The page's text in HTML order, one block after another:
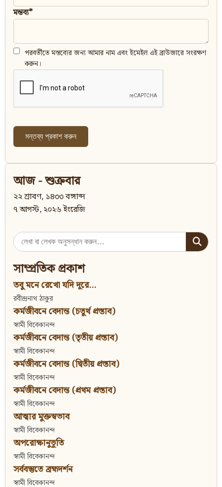
মন্তব্য*
পরবর্তীতে মন্তব্যের জন্য আমার নাম এবং ইমেইল এই ব্রাউজারে সংরক্ষণ
করুন।
আজ - শুক্রবার
২২ শ্রাবণ, ১৪৩৩ বঙ্গাব্দ
৭ আগস্ট, ২০২৬ ইংরেজি
Search
for:
সাম্প্রতিক প্রকাশ
তবু মনে রেখো যদি দূরে...
রবীন্দ্রনাথ ঠাকুর
কর্মজীবনে বেদান্ত (চতুর্থ প্রস্তাব)
স্বামী বিবেকানন্দ
কর্মজীবনে বেদান্ত (তৃতীয় প্রস্তাব)
স্বামী বিবেকানন্দ
কর্মজীবনে বেদান্ত (দ্বিতীয় প্রস্তাব)
স্বামী বিবেকানন্দ
কর্মজীবনে বেদান্ত (প্রথম প্রস্তাব)
স্বামী বিবেকানন্দ
আত্মার মুক্তস্বভাব
স্বামী বিবেকানন্দ
অপরোক্ষানুভূতি
স্বামী বিবেকানন্দ
সর্ববস্তুতে ব্রহ্মদর্শন
স্বামী বিবেকানন্দ